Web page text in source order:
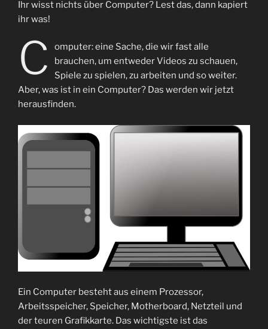
Ihr wisst nichts über Computer? Lest das, dann kapiert
ihr was!
C
omputer: eine Sache, die wir fast alle
brauchen, um entweder Videos zu schauen,
Spiele zu spielen, zu arbeiten und so weiter.
Aber, was ist in ein Computer? Das werden wir jetzt
herausfinden.
Ein Computer besteht aus einem Prozessor,
Arbeitsspeicher, Speicher, Motherboard, Netzteil und
der teuren Grafikkarte. Das wichtigste ist das